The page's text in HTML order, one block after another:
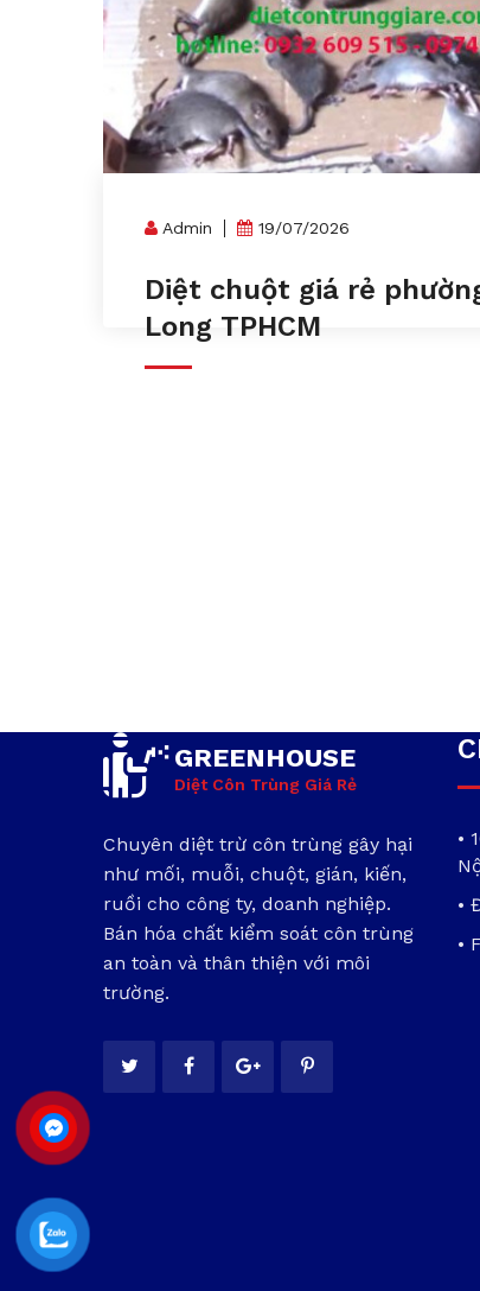
Admin 19/07/2026
Diệt chuột giá rẻ
Long TPHCM
GREENHOUSE
Diệt Côn Trùng Giá Rẻ
Chuyên diệt trừ côn trùng gây hại
như mối, muỗi, chuột, gián, kiến,
ruồi cho công ty, doanh nghiệp.
Bán hóa chất kiểm soát côn trùng
an toàn và thân thiện với môi
trường.
•
•
•